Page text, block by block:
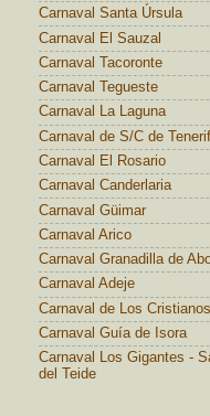
Carnaval Santa Úrsula
Carnaval El Sauzal
Carnaval Tacoronte
Carnaval Tegueste
Carnaval La Laguna
Carnaval de S/C de
Carnaval El Rosario
Carnaval Canderlaria
Carnaval Güimar
Carnaval Arico
Carnaval Granadilla de
Carnaval Adeje
Carnaval de Los
Carnaval Guía de Isora
Carnaval Los Gigantes -
del Teide